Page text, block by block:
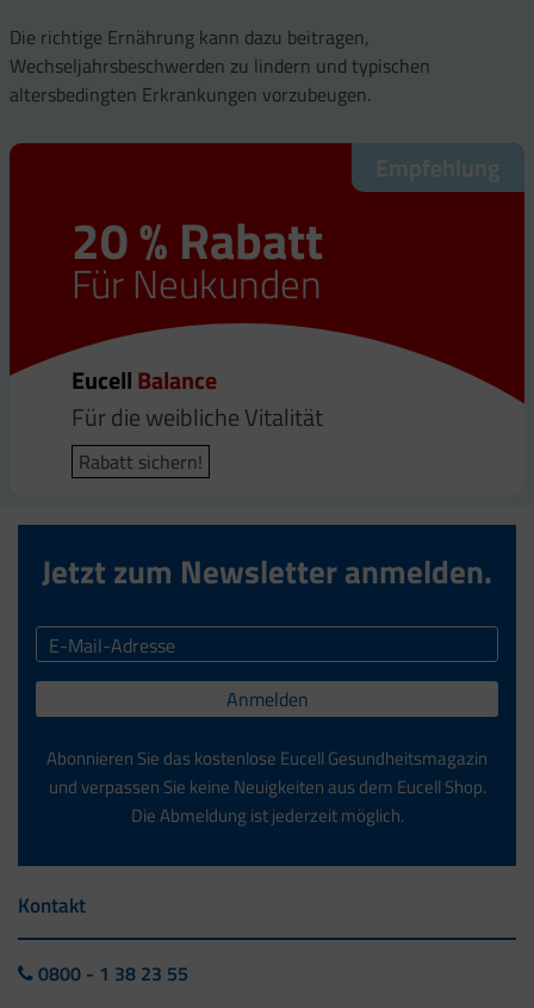
Die richtige Ernährung kann dazu beitragen,
Wechseljahrsbeschwerden zu lindern und typischen
altersbedingten Erkrankungen vorzubeugen.
Empfehlung
20 % Rabatt
Für Neukunden
EucellBalance
Für die weibliche Vitalität
Rabatt sichern!
Jetzt zum Newsletter anmelden.
Anmelden
Abonnieren Sie das kostenlose Eucell Gesundheitsmagazin
und verpassen Sie keine Neuigkeiten aus dem Eucell Shop.
Die Abmeldung ist jederzeit möglich.
Kontakt
0800 - 1 38 23 55